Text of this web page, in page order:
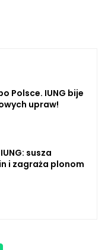
Polsce. IUNG bije
upraw!
susza
i zagraża plonom